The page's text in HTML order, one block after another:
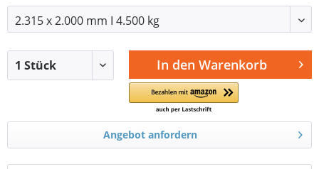
In den Warenkorb
Angebot anfordern